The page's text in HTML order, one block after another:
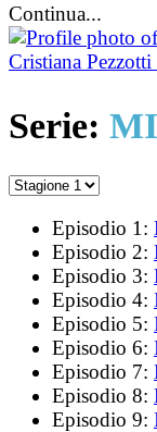
Continua...
Cristiana Pezzotti
Serie:
Episodio 1:
Episodio 2:
Episodio 3:
Episodio 4:
Episodio 5:
Episodio 6:
Episodio 7:
Episodio 8:
Episodio 9: